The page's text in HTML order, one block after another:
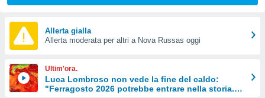
di
Web
le
Allerta gialla
Allerta moderata per altri a Nova Russas oggi
Ultim'ora.
Luca Lombroso non vede la fine del caldo:
"Ferragosto 2026 potrebbe entrare nella storia.